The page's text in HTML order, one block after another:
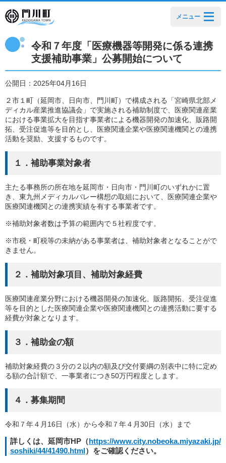
メニュー
令和７年度「医療機器等開発に係る連携
支援補助事業」公募開始について
公開日：2025年04月16日
２市１町（延岡市、日向市、門川町）で構成される「宮崎県北部メ
ディカル産業推進協議会」で実施される補助制度で、医療関連産業
における事業拡大を目指す事業者による機器開発の加速化、販路開
拓、受注促進等を目的とし、医療関連企業や医療関連機関との連携
活動を奨励、支援するものです。
１．補助事業対象者
主たる事務所の所在地を延岡市・日向市・門川町のいずれかに置
き、東九州メディカルバレー構想の取組において、医療関連企業や
医療関連機関との連携実績を有する事業者です。
※補助対象者数は予算の範囲内で５社程度です。
※市税・町税等の未納がある事業者は、補助対象者となることがで
きません。
２．補助対象項目、補助対象経費
医療関連産業分野における機器開発の加速化、販路開拓、受注促進
等を目的とした医療関連企業や医療関連機関との連携活動に要する
経費が対象となります。
３．補助金の額
補助対象経費の３分の２以内の額及び交付要綱の別表中に特に定め
る額の合計額で、一事業者につき50万円程度とします。
４．募集期間
令和７年４月 16日（水）から令和７年４月30日（水）まで
詳しくは、延岡市HP（ https://www.city.nobeoka.miyazaki.jp/
soshiki/44/41490.html ）をご確認ください。